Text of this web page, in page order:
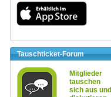
Tauschticket-Forum
Mitglieder
tauschen
sich aus und